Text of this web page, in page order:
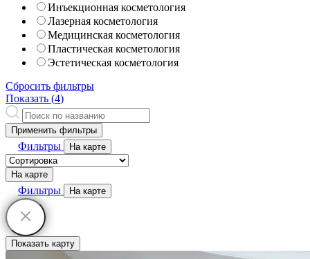
Инъекционная косметология
Лазерная косметология
Медицинская косметология
Пластическая косметология
Эстетическая косметология
Сбросить фильтры
Показать (4)
Применить фильтры
Фильтры На карте
На карте
Фильтры На карте
Показать карту